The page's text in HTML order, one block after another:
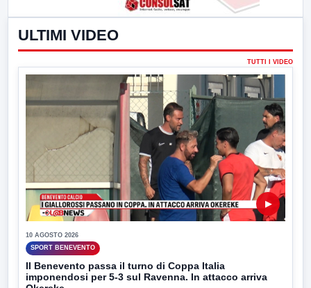
ULTIMI VIDEO
TUTTI I VIDEO
▶
10 AGOSTO 2026
SPORT BENEVENTO
Il Benevento passa il turno di Coppa Italia
imponendosi per 5-3 sul Ravenna. In attacco arriva